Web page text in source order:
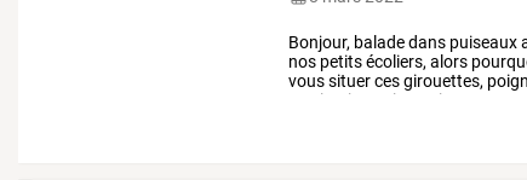
Bonjour, baladedans puiseaux
nos petitsécoliers,alors
voussituercesgirouettes,
patrimoine
puiseautin